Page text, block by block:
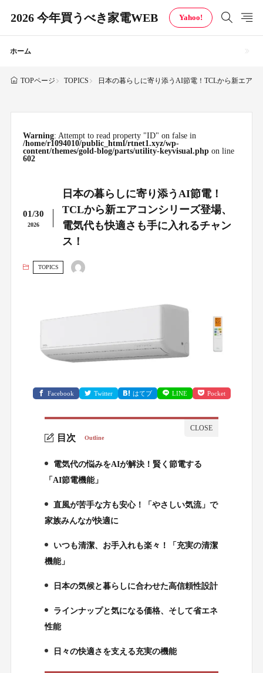
2026 今年買うべき家電WEB Yahoo!
ホーム
TOPページ TOPICS 日本の暮らしに寄り添うAI節電！TCLから新エア
Warning: Attempt to read property "ID" on false in
/home/r1094010/public_html/rtnet1.xyz/wp-
content/themes/gold-blog/parts/utility-keyvisual.phpon line
602
01/30
2026
日本の暮らしに寄り添うAI節電！
TCLから新エアコンシリーズ登場、
電気代も快適さも手に入れるチャン
ス！
TOPICS
Facebook Twitter はてブ LINE Pocket
目次 Outline
電気代の悩みをAIが解決！賢く節電する
「AI節電機能」
2.
直風が苦手な方も安心！「やさしい気流」で
家族みんなが快適に
いつも清潔、お手入れも楽々！「充実の清潔
機能」
日本の気候と暮らしに合わせた高信頼性設計
ラインナップと気になる価格、そして省エネ
性能
日々の快適さを支える充実の機能